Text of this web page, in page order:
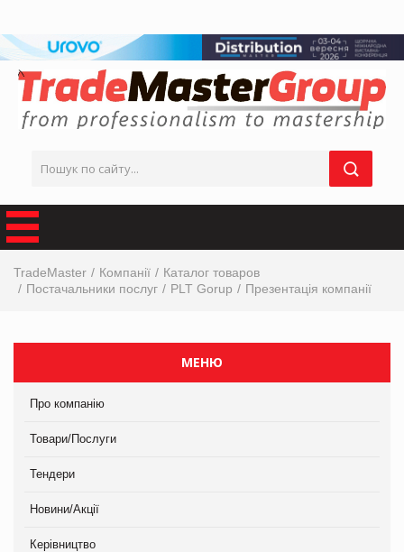
TradeMaster Компанії
Каталог товаров
Постачальники послуг
PLT Gorup Презентація компанії
МЕНЮ
Про компанію
Товари/Послуги
Тендери
Новини/Акції
Керівництво